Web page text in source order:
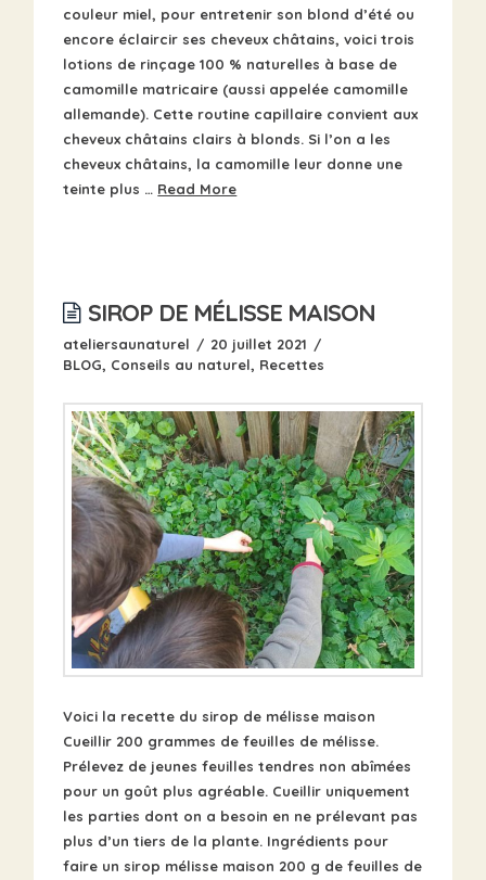
couleur miel, pour entretenir son blond d’été ou
encore éclaircir ses cheveux châtains, voici trois
lotions de rinçage 100 % naturelles à base de
camomille matricaire (aussi appelée camomille
allemande). Cette routine capillaire convient aux
cheveux châtains clairs à blonds. Si l’on a les
cheveux châtains, la camomille leur donne une
teinte plus … Read More
SIROP DE MÉLISSE MAISON
ateliersaunaturel
20 juillet 2021
BLOG, Conseils au naturel, Recettes
Voici la recette du sirop de mélisse maison
Cueillir 200 grammes de feuilles de mélisse.
Prélevez de jeunes feuilles tendres non abîmées
pour un goût plus agréable. Cueillir uniquement
les parties dont on a besoin en ne prélevant pas
plus d’un tiers de la plante. Ingrédients pour
faire un sirop mélisse maison 200 g de feuilles de